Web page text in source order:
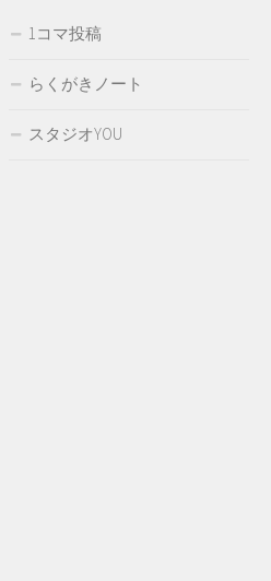
1コマ投稿
らくがきノート
スタジオYOU